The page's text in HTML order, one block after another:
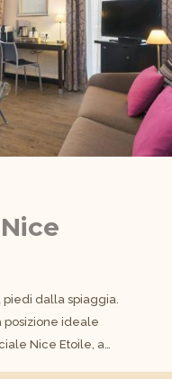
piedi dalla spiaggia.
posizione ideale
Nice Etoile, a…